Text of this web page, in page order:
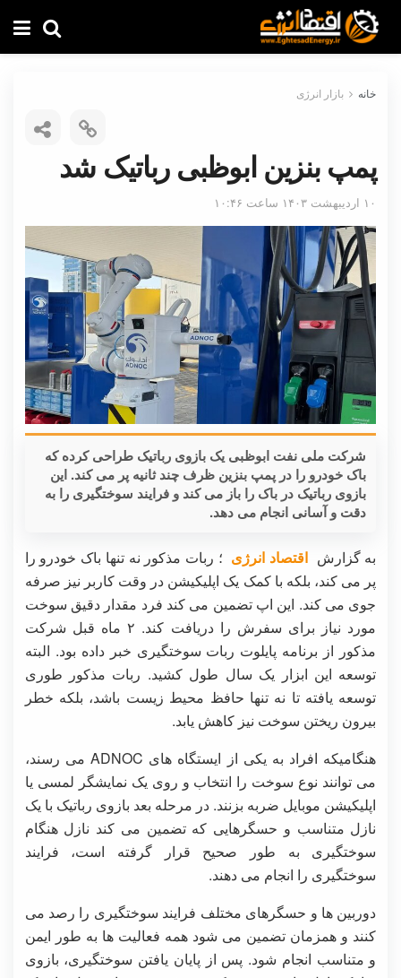
خانه بازار انرژی
پمپ بنزین ابوظبی رباتیک شد
۱۰ اردیبهشت ۱۴۰۳ ساعت ۱۰:۴۶
شرکت ملی نفت ابوظبی یک بازوی رباتیک طراحی کرده که
باک خودرو را در پمپ بنزین ظرف چند ثانیه پر می کند. این
بازوی رباتیک در باک را باز می کند و فرایند سوختگیری را به
دقت و آسانی انجام می دهد.
به گزارش اقتصاد انرژی ؛ ربات مذکور نه تنها باک خودرو را
پر می کند، بلکه با کمک یک اپلیکیشن در وقت کاربر نیز صرفه
جوی می کند. این اپ تضمین می کند فرد مقدار دقیق سوخت
مورد نیاز برای سفرش را دریافت کند. ۲ ماه قبل شرکت
مذکور از برنامه پایلوت ربات سوختگیری خبر داده بود. البته
توسعه این ابزار یک سال طول کشید. ربات مذکور طوری
توسعه یافته تا نه تنها حافظ محیط زیست باشد، بلکه خطر
بیرون ریختن سوخت نیز کاهش یابد.
هنگامیکه افراد به یکی از ایستگاه های ADNOC می رسند،
می توانند نوع سوخت را انتخاب و روی یک نمایشگر لمسی یا
اپلیکیشن موبایل ضربه بزنند. در مرحله بعد بازوی رباتیک با یک
نازل متناسب و حسگرهایی که تضمین می کند نازل هنگام
سوختگیری به طور صحیح قرار گرفته است، فرایند
سوختگیری را انجام می دهند.
دوربین ها و حسگرهای مختلف فرایند سوختگیری را رصد می
کنند و همزمان تضمین می شود همه فعالیت ها به طور ایمن
و متناسب انجام شود. پس از پایان یافتن سوختگیری، بازوی